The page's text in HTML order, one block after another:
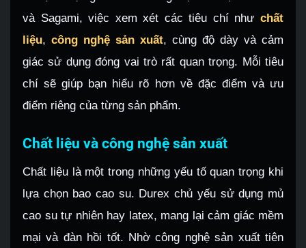
và Sagami, việc xem xét các tiêu chí như chất
liệu, công nghệ sản xuất, cùng độ dày và cảm
giác sử dụng đóng vai trò rất quan trọng. Mỗi tiêu
chí sẽ giúp bạn hiểu rõ hơn về đặc điểm và ưu
điểm riêng của từng sản phẩm.
Chất liệu và công nghệ sản xuất
Chất liệu là một trong những yếu tố quan trọng khi
lựa chọn bao cao su. Durex chủ yếu sử dụng mủ
cao su tự nhiên hay latex, mang lại cảm giác mềm
mại và đàn hồi tốt. Nhờ công nghệ sản xuất tiên